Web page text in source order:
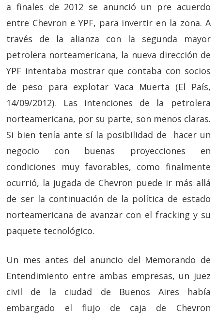
a finales de 2012 se anunció un pre acuerdo
entre Chevron e YPF, para invertir en la zona. A
través de la alianza con la segunda mayor
petrolera norteamericana, la nueva dirección de
YPF intentaba mostrar que contaba con socios
de peso para explotar Vaca Muerta (El País,
14/09/2012). Las intenciones de la petrolera
norteamericana, por su parte, son menos claras.
Si bien tenía ante sí la posibilidad de hacer un
negocio con buenas proyecciones en
condiciones muy favorables, como finalmente
ocurrió, la jugada de Chevron puede ir más allá
de ser la continuación de la política de estado
norteamericana de avanzar con el fracking y su
paquete tecnológico.
Un mes antes del anuncio del Memorando de
Entendimiento entre ambas empresas, un juez
civil de la ciudad de Buenos Aires había
embargado el flujo de caja de Chevron